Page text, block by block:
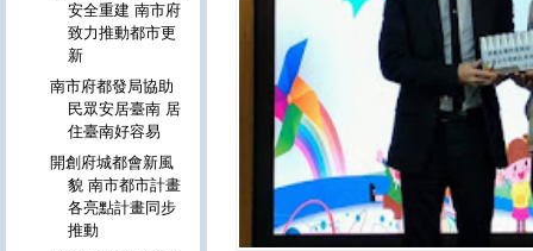
安全重建 南市府
致力推動都市更
新
南市府都發局協助
民眾安居臺南 居
住臺南好容易
開創府城都會新風
貌 南市都市計畫
各亮點計畫同步
推動